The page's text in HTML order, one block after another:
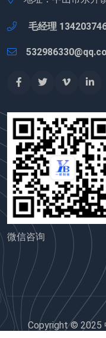
毛经理
微信咨询
Copyright © 2025